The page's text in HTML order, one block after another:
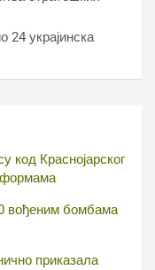
украјинска
код Краснојарског
вођеним бомбама
приказала